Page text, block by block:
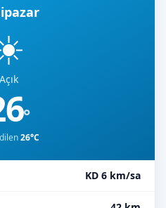
Açık
°
26°C
KD 6 km/sa